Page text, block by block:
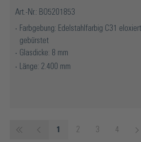
Art.-Nr.: BO5201853
Farbgebung: Edelstahlfarbig C31
gebürstet
Glasdicke: 8 mm
Länge: 2.400 mm
Seite
1 Seite
2 Seite
3 Seite
4